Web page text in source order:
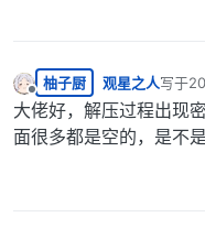
离线
柚子厨 观星之人写于
最后
大佬好，解压过程出现
面很多都是空的，是不